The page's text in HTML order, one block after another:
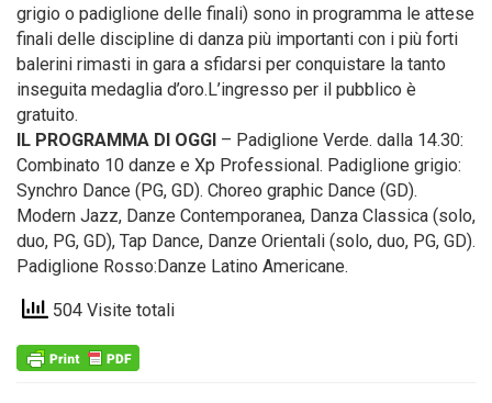
grigio o padiglione delle finali) sono in programma le attese
finali delle discipline di danza più importanti con i più forti
balerini rimasti in gara a sfidarsi per conquistare la tanto
inseguita medaglia d’oro.L’ingresso per il pubblico è
gratuito.
IL PROGRAMMA DI OGGI – Padiglione Verde. dalla 14.30:
Combinato 10 danze e Xp Professional. Padiglione grigio:
Synchro Dance (PG, GD). Choreo graphic Dance (GD).
Modern Jazz, Danze Contemporanea, Danza Classica (solo,
duo, PG, GD), Tap Dance, Danze Orientali (solo, duo, PG, GD).
Padiglione Rosso:Danze Latino Americane.
504 Visite totali